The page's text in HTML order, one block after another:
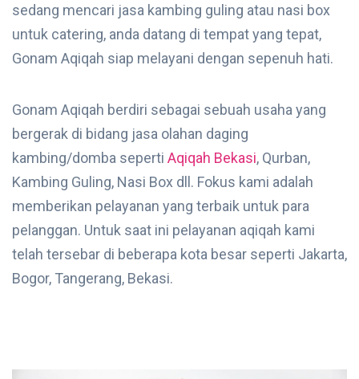
sedang mencari jasa kambing guling atau nasi box
untuk catering, anda datang di tempat yang tepat,
Gonam Aqiqah siap melayani dengan sepenuh hati.
Gonam Aqiqah berdiri sebagai sebuah usaha yang
bergerak di bidang jasa olahan daging
kambing/domba seperti Aqiqah Bekasi, Qurban,
Kambing Guling, Nasi Box dll. Fokus kami adalah
memberikan pelayanan yang terbaik untuk para
pelanggan. Untuk saat ini pelayanan aqiqah kami
telah tersebar di beberapa kota besar seperti Jakarta,
Bogor, Tangerang, Bekasi.